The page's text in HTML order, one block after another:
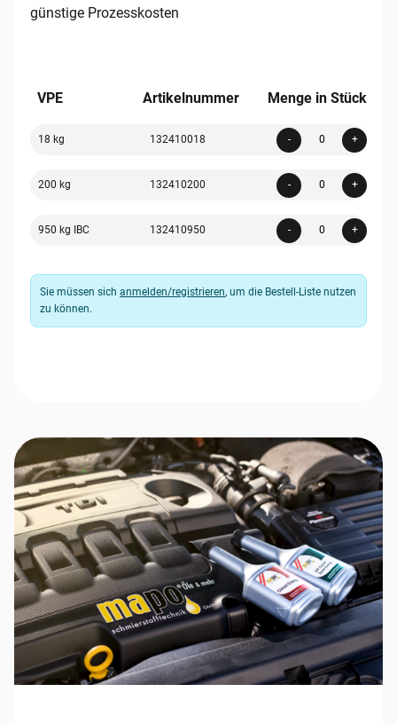
günstige Prozesskosten
VPE Artikelnummer Menge in Stück
18 kg 132410018 - +
200 kg 132410200 - +
950 kg IBC 132410950 - +
Sie müssen sich anmelden/registrieren, um die Bestell-Liste nutzen
zu können.